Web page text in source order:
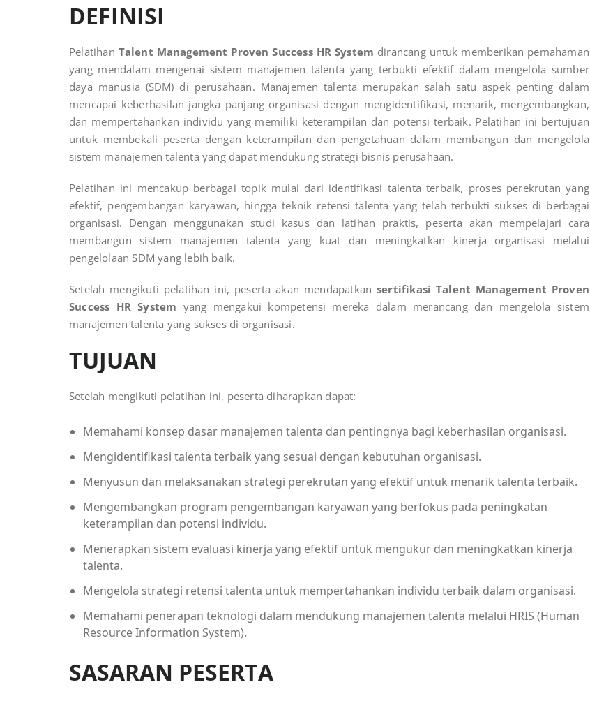
DEFINISI
Pelatihan Talent Management Proven Success HR System dirancang untuk memberikan pemahaman
yang mendalam mengenai sistem manajemen talenta yang terbukti efektif dalam mengelola sumber
daya manusia (SDM) di perusahaan. Manajemen talenta merupakan salah satu aspek penting dalam
mencapai keberhasilan jangka panjang organisasi dengan mengidentifikasi, menarik, mengembangkan,
dan mempertahankan individu yang memiliki keterampilan dan potensi terbaik. Pelatihan ini bertujuan
untuk membekali peserta dengan keterampilan dan pengetahuan dalam membangun dan mengelola
sistem manajemen talenta yang dapat mendukung strategi bisnis perusahaan.
Pelatihan ini mencakup berbagai topik mulai dari identifikasi talenta terbaik, proses perekrutan yang
efektif, pengembangan karyawan, hingga teknik retensi talenta yang telah terbukti sukses di berbagai
organisasi. Dengan menggunakan studi kasus dan latihan praktis, peserta akan mempelajari cara
membangun sistem manajemen talenta yang kuat dan meningkatkan kinerja organisasi melalui
pengelolaan SDM yang lebih baik.
Setelah mengikuti pelatihan ini, peserta akan mendapatkan sertifikasi Talent Management Proven
Success HR System yang mengakui kompetensi mereka dalam merancang dan mengelola sistem
manajemen talenta yang sukses di organisasi.
TUJUAN
Setelah mengikuti pelatihan ini, peserta diharapkan dapat:
Memahami konsep dasar manajemen talenta dan pentingnya bagi keberhasilan organisasi.
Mengidentifikasi talenta terbaik yang sesuai dengan kebutuhan organisasi.
Menyusun dan melaksanakan strategi perekrutan yang efektif untuk menarik talenta terbaik.
Mengembangkan program pengembangan karyawan yang berfokus pada peningkatan
keterampilan dan potensi individu.
Menerapkan sistem evaluasi kinerja yang efektif untuk mengukur dan meningkatkan kinerja
talenta.
Mengelola strategi retensi talenta untuk mempertahankan individu terbaik dalam organisasi.
Memahami penerapan teknologi dalam mendukung manajemen talenta melalui HRIS (Human
Resource Information System).
SASARAN PESERTA